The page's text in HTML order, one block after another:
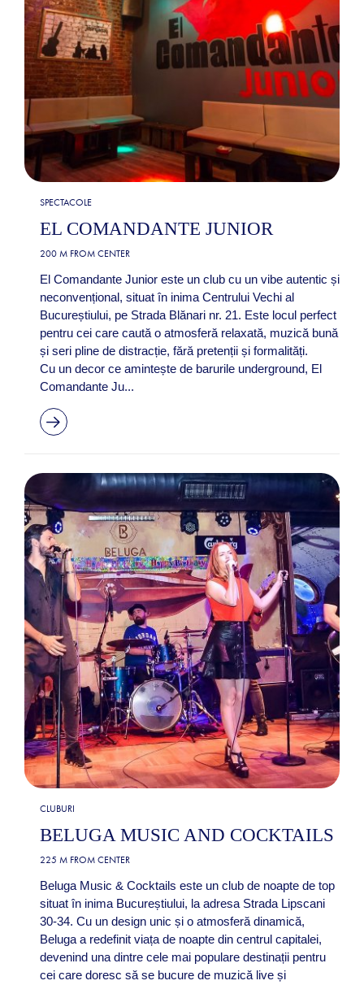
SPECTACOLE
EL COMANDANTE JUNIOR
200 M FROM CENTER
El Comandante Junior este un club cu un vibe autentic și
neconvențional, situat în inima Centrului Vechi al
Bucureștiului, pe Strada Blănari nr. 21. Este locul perfect
pentru cei care caută o atmosferă relaxată, muzică bună
și seri pline de distracție, fără pretenții și formalități.
Cu un decor ce amintește de barurile underground, El
Comandante Ju...
CLUBURI
BELUGA MUSIC AND COCKTAILS
225 M FROM CENTER
Beluga Music & Cocktails este un club de noapte de top
situat în inima Bucureștiului, la adresa Strada Lipscani
30-34. Cu un design unic și o atmosferă dinamică,
Beluga a redefinit viața de noapte din centrul capitalei,
devenind una dintre cele mai populare destinații pentru
cei care doresc să se bucure de muzică live și